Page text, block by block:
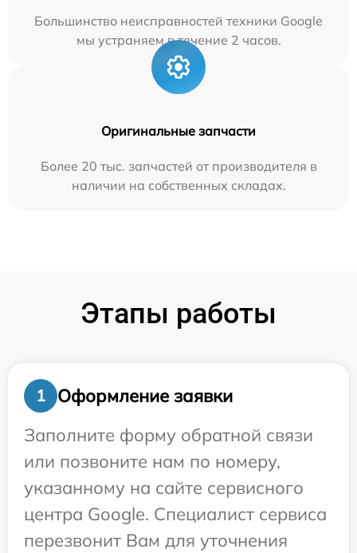
Большинство неисправностей техники Google
мы устраняем в течение 2 часов.
Оригинальные запчасти
Более 20 тыс. запчастей от производителя в
наличии на собственных складах.
Этапы работы
1
Оформление заявки
Заполните форму обратной связи
или позвоните нам по номеру,
указанному на сайте сервисного
центра Google. Специалист сервиса
перезвонит Вам для уточнения